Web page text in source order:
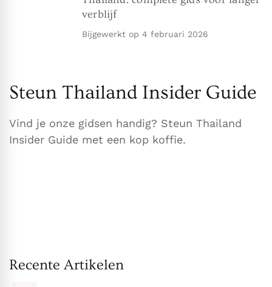
verblijf
Bijgewerkt op 4 februari 2026
Steun Thailand Insider Guide
Vind je onze gidsen handig? Steun Thailand
Insider Guide met een kop koffie.
Recente Artikelen